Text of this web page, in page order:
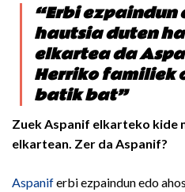
“Erbi ezpaindun
hautsia duten
elkartea da
Herriko familiek
batik bat”
Zuek Aspanif elkarteko kide
elkartean. Zer da Aspanif?
Aspaniferbi ezpaindun edo